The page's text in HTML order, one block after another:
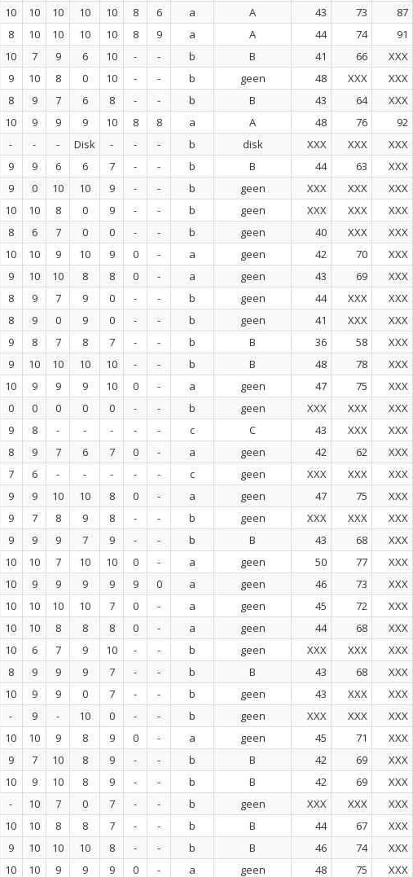
10 10 10 10 10 8 6 a A 43 73
87
8 10 10 10 10 8 9 a A 44 74
91
10 7 9 6 10 - - b B 41 66
XXX
9 10 8 0 10 - - b geen 48 XXX
XXX
8 9 7 6 8 - - b B 43 64
XXX
10 9 9 9 10 8 8 a A 48 76
92
- - - Disk - - - b disk XXX XXX
XXX
9 9 6 6 7 - - b B 44 63
XXX
9 0 10 10 9 - - b geen XXX XXX
XXX
10 10 8 0 9 - - b geen XXX XXX
XXX
8 6 7 0 0 - - b geen 40 XXX
XXX
10 10 9 10 9 0 - a geen 42 70
XXX
9 10 10 8 8 0 - a geen 43 69
XXX
8 9 7 9 0 - - b geen 44 XXX
XXX
8 9 0 9 0 - - b geen 41 XXX
XXX
9 8 7 8 7 - - b B 36 58
XXX
9 10 10 10 10 - - b B 48 78
XXX
10 9 9 9 10 0 - a geen 47 75
XXX
0 0 0 0 0 - - b geen XXX XXX
XXX
9 8 - - - - - c C 43 XXX
XXX
8 9 7 6 7 0 - a geen 42 62
XXX
7 6 - - - - - c geen XXX XXX
XXX
9 9 10 10 8 0 - a geen 47 75
XXX
9 7 8 9 8 - - b geen XXX XXX
XXX
9 9 9 7 9 - - b B 43 68
XXX
10 10 7 10 10 0 - a geen 50 77
XXX
10 9 9 9 9 9 0 a geen 46 73
XXX
10 10 10 10 7 0 - a geen 45 72
XXX
10 10 8 8 8 0 - a geen 44 68
XXX
10 6 7 9 10 - - b geen XXX XXX
XXX
8 9 9 9 7 - - b B 43 68
XXX
10 9 9 0 7 - - b geen 43 XXX
XXX
- 9 - 10 0 - - b geen XXX XXX
XXX
10 10 9 8 9 0 - a geen 45 71
XXX
9 7 10 8 9 - - b B 42 69
XXX
10 9 10 8 9 - - b B 42 69
XXX
- 10 7 0 7 - - b geen XXX XXX
XXX
10 10 8 8 7 - - b B 44 67
XXX
9 10 10 10 8 - - b B 46 74
XXX
10 10 9 9 9 0 - a geen 48 75 XXX